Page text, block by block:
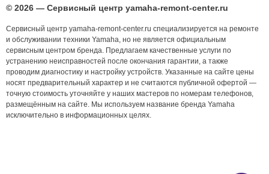
© 2026 — Сервисный центр yamaha-remont-center.ru
Сервисный центр yamaha-remont-center.ru специализируется на ремонте
и обслуживании техники Yamaha, но не является официальным
сервисным центром бренда. Предлагаем качественные услуги по
устранению неисправностей после окончания гарантии, а также
проводим диагностику и настройку устройств. Указанные на сайте цены
носят предварительный характер и не считаются публичной офертой —
точную стоимость уточняйте у наших мастеров по номерам телефонов,
размещённым на сайте. Мы используем название бренда Yamaha
исключительно в информационных целях.